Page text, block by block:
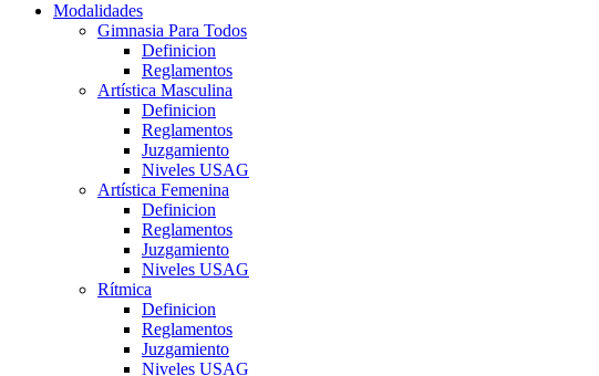
Modalidades
Gimnasia Para Todos
Definicion
Reglamentos
Artística Masculina
Definicion
Reglamentos
Juzgamiento
Niveles USAG
Artística Femenina
Definicion
Reglamentos
Juzgamiento
Niveles USAG
Rítmica
Definicion
Reglamentos
Juzgamiento
Niveles USAG